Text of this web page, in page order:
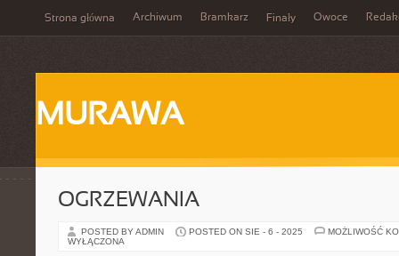
Strona główna Archiwum Bramkarz Finały Owoce
MURAWA
OGRZEWANIA
POSTED BY ADMIN POSTED ON SIE - 6 - 2025
MOŻLIWOŚĆ
WYŁĄCZONA